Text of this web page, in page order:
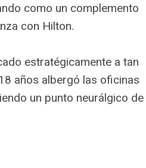
como un complemento
con Hilton.
estratégicamente a tan
años albergó las oficinas
un punto neurálgico de